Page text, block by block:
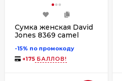
Сумка женская David
Jones 8369 camel
-15% по промокоду
+175 БАЛЛОВ!